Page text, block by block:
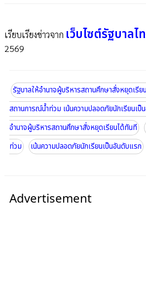
เรียบเรียงข่าวจาก เว็บไซต์รัฐบาลไ
2569
รัฐบาลให้อำนาจผู้บริหารสถานศึกษาสั่งหยุดเรีย
สถานการณ์น้ำท่วม เน้นความปลอดภัยนักเรียนเป็
อำนาจผู้บริหารสถานศึกษาสั่งหยุดเรียนได้ทันที
ท่วม
เน้นความปลอดภัยนักเรียนเป็นอันดับแรก
Advertisement